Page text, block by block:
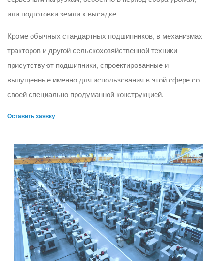
или подготовки земли к высадке.
Кроме обычных стандартных подшипников, в механизмах
тракторов и другой сельскохозяйственной техники
присутствуют подшипники, спроектированные и
выпущенные именно для использования в этой сфере со
своей специально продуманной конструкцией.
Оставить заявку